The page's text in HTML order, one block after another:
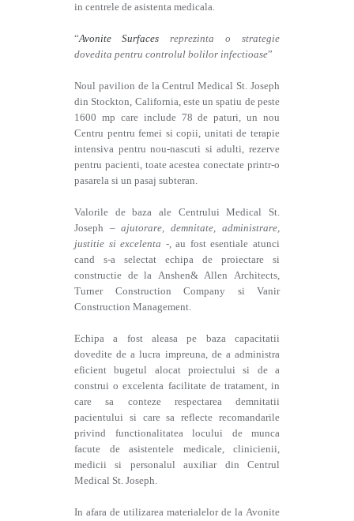
in centrele de asistenta medicala.
“Avonite Surfaces reprezinta o strategie
dovedita pentru controlul bolilor infectioase”
Noul pavilion de la Centrul Medical St. Joseph
din Stockton, California, este un spatiu de peste
1600 mp care include 78 de paturi, un nou
Centru pentru femei si copii, unitati de terapie
intensiva pentru nou-nascuti si adulti, rezerve
pentru pacienti, toate acestea conectate printr-o
pasarela si un pasaj subteran.
Valorile de baza ale Centrului Medical St.
Joseph – ajutorare, demnitate, administrare,
justitie si excelenta -, au fost esentiale atunci
cand s-a selectat echipa de proiectare si
constructie de la Anshen& Allen Architects,
Turner Construction Company si Vanir
Construction Management.
Echipa a fost aleasa pe baza capacitatii
dovedite de a lucra impreuna, de a administra
eficient bugetul alocat proiectului si de a
construi o excelenta facilitate de tratament, in
care sa conteze respectarea demnitatii
pacientului si care sa reflecte recomandarile
privind functionalitatea locului de munca
facute de asistentele medicale, clinicienii,
medicii si personalul auxiliar din Centrul
Medical St. Joseph.
In afara de utilizarea materialelor de la Avonite